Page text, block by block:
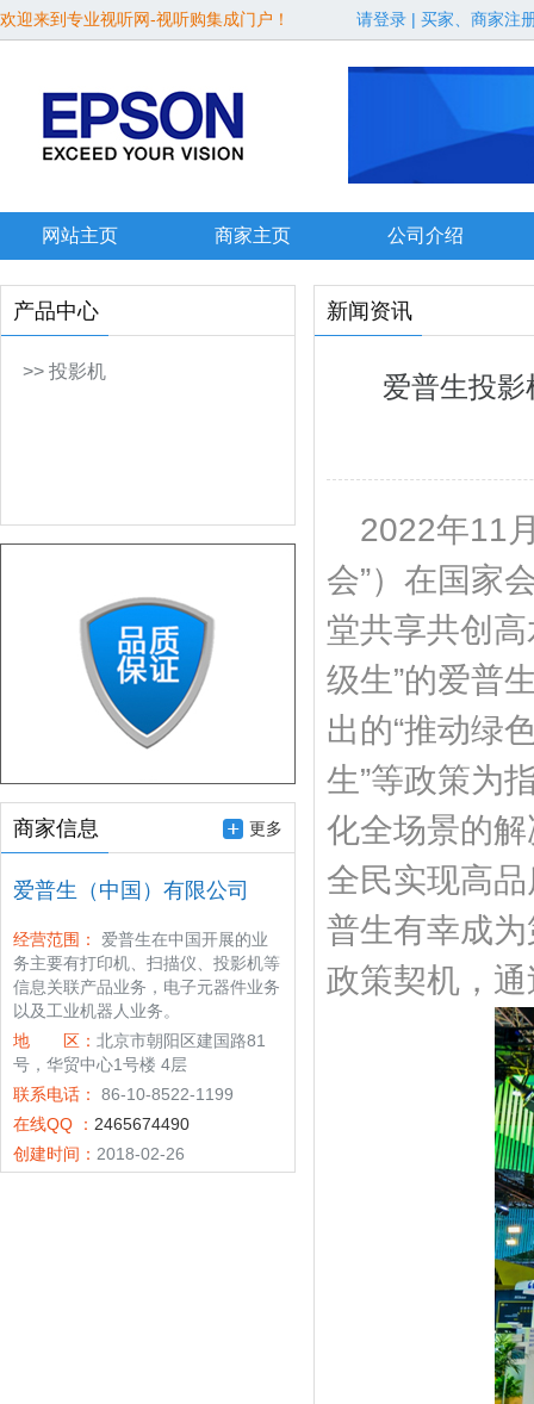
欢迎来到专业视听网-视听购集成门户！ 请登录 | 买家、商家注
网站主页 商家主页 公司介绍
产品中心
>> 投影机
商家信息 更多
爱普生（中国）有限公司
经营范围：
爱普生在中国开展的业
务主要有打印机、扫描仪、投影机等
信息关联产品业务，电子元器件业务
以及工业机器人业务。
地 区： 北京市朝阳区建国路81
号，华贸中心1号楼 4层
联系电话：
86-10-8522-1199
在线QQ ： 2465674490
创建时间： 2018-02-26
新闻资讯
爱普生投
2022年11
会”）在国家
堂共享共创
级生”的爱普
出的“推动绿
生”等政策为
化全场景的
全民实现高
普生有幸成
政策契机，